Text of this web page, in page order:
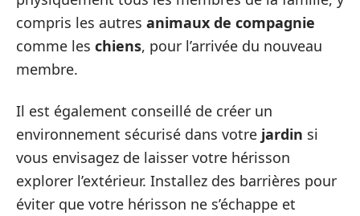
compris les autres animaux de compagnie
comme les chiens, pour l’arrivée du nouveau
membre.
Il est également conseillé de créer un
environnement sécurisé dans votre jardin si
vous envisagez de laisser votre hérisson
explorer l’extérieur. Installez des barrières pour
éviter que votre hérisson ne s’échappe et